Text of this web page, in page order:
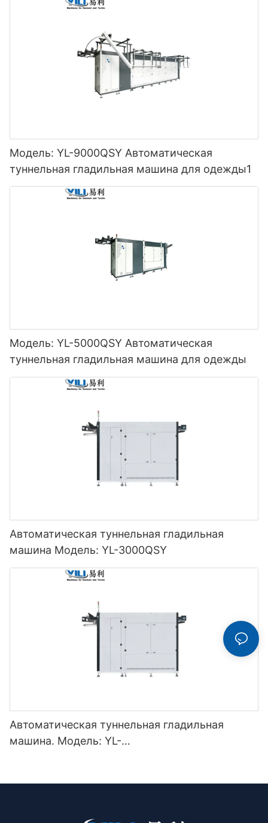
Модель: YL-9000QSY Автоматическая
туннельная гладильная машина для одежды1
Модель: YL-5000QSY Автоматическая
туннельная гладильная машина для одежды
Автоматическая туннельная гладильная
машина Модель: YL-3000QSY
Автоматическая туннельная гладильная
машина. Модель: YL-